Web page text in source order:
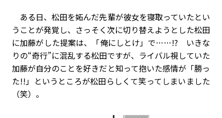
ある日、松田を妬んだ先輩が彼女を寝取っていたとい
うことが発覚し、さっそく次に切り替えようとした松田
に加藤がした提案は、「俺にしとけ」で……!? いきな
りの“奇行”に混乱する松田ですが、ライバル視していた
加藤が自分のことを好きだと知って抱いた感情が「勝っ
た!!」というところが松田らしくて笑ってしまいました
（笑）。